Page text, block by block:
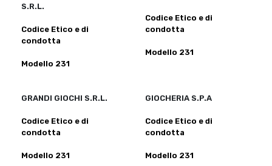
S.R.L.
Codice Etico e di
condotta
Modello 231
Codice Etico e di
condotta
Modello 231
GRANDI GIOCHI S.R.L.
Codice Etico e di
condotta
Modello 231
GIOCHERIA S.P.A
Codice Etico e di
condotta
Modello 231